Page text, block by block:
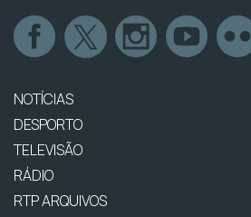
NOTÍCIAS
DESPORTO
TELEVISÃO
RÁDIO
RTP ARQUIVOS